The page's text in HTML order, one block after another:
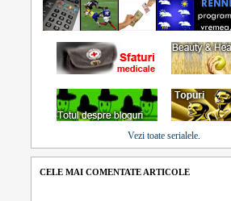
Vezi toate serialele.
CELE MAI COMENTATE ARTICOLE